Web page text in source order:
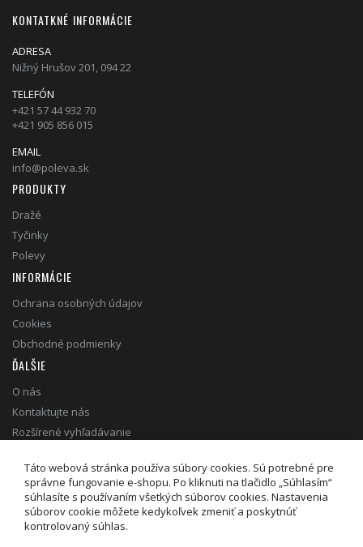
KONTATKNÉ INFORMÁCIE
ADRESA
Nižný Hrušov 201, 094 22
TELEFÓN
+421 57 44 932 70
+421 905 856 015
EMAIL
info@poleva.sk
PRODUKTY
Dražé
Tyčinky
Polevy
INFORMÁCIE
Ochrana osobných údajov
Cookies
Obchodné podmienky
ĎALŠIE
O nás
Kontaktujte nás
Rozšírené vyhľadávanie
poleva.sk © 2020. Všetky práva vyhradené.
Táto webová stránka používa súbory cookies. Sú potrebné pre
správne fungovanie e-shopu. Po kliknuti na tlačidlo „Súhlasím“
súhlasíte s používaním všetkých súborov cookies. Nastavenia
súborov cookie môžete kedykoľvek zmeniť a poskytnúť
kontrolovaný súhlas.